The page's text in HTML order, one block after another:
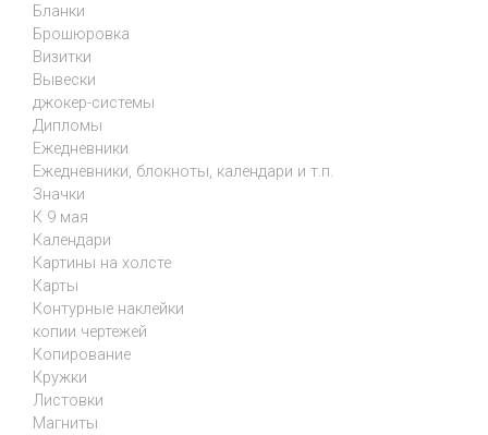
Бланки
Брошюровка
Визитки
Вывески
джокер-системы
Дипломы
Ежедневники
Ежедневники, блокноты, календари и т.п.
Значки
К 9 мая
Календари
Картины на холсте
Карты
Контурные наклейки
копии чертежей
Копирование
Кружки
Листовки
Магниты